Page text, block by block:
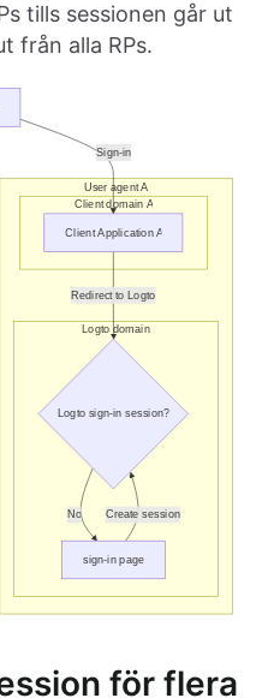
tills sessionen går ut
från alla RPs.
för flera